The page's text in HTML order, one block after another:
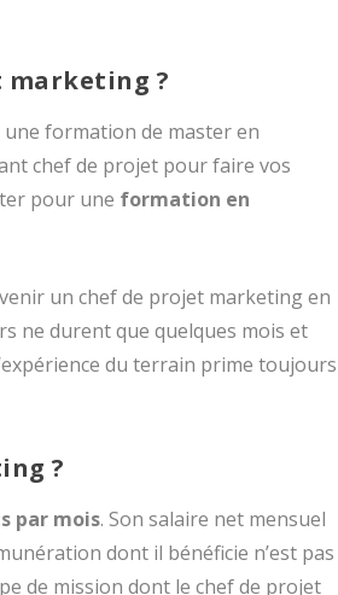
marketing ?
formation de master en
chef de projet pour faire vos
pour une formation en
un chef de projet marketing en
ne durent que quelques mois et
du terrain prime toujours
?
par mois. Son salaire net mensuel
dont il bénéficie n’est pas
de mission dont le chef de projet